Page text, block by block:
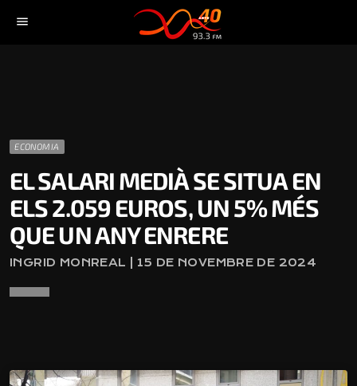
menu
ECONOMIA
EL SALARI MEDIÀ SE SITUA EN
ELS 2.059 EUROS, UN 5% MÉS
QUE UN ANY ENRERE
INGRID MONREAL | 15 DE NOVEMBRE DE 2024